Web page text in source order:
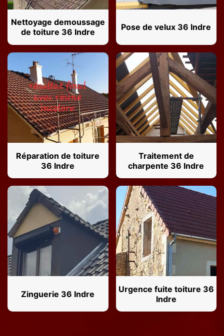
Nettoyage demoussage
de toiture 36 Indre
Pose de velux 36 Indre
Réparation de toiture
36 Indre
Traitement de
charpente 36 Indre
Zinguerie 36 Indre
Urgence fuite toiture 36
Indre